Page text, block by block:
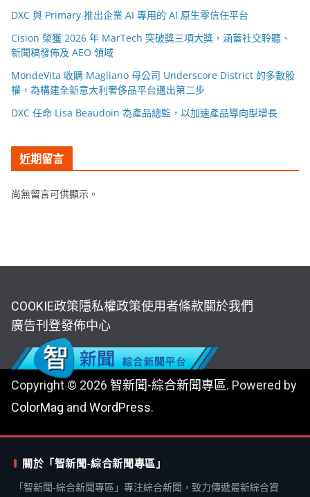
DXC 與 Primary 推出企業 AI 專用的 AI 原生零信任平台
Cision 榮獲 2026 年 MarTech 突破獎三項大獎，涵蓋社交聆聽、
新聞稿發佈及 AEO 領域
MondeVita 收購 Magliano 母公司 Underscore District 的多數股
權，為構建全新意大利奢侈品平台邁出第二步
DXC 任命 Lisa Beaudoin 為產品總監，以加速產品導向型增長
近期留言
尚無留言可供顯示。
COOKIE政策隱私權政策使用者條款關於我們
廣告刊登發佈中心
Copyright © 2026 智新聞-綜合新聞專區. Powered by
ColorMag and WordPress.
關於「智新聞-綜合新聞專區」
「智新聞-綜合新聞專區」專注綜合新聞，致力傳遞最新綜合資